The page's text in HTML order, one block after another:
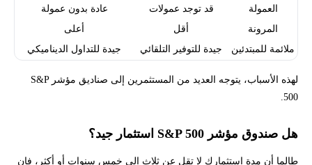
العمولة قد توجد عمولات
عادة بدون عمولة
المرونة
أقل
أعلى
ملائمة للمبتدئين
جيدة للتوفير التلقائي جيدة للتداول الديناميكي
لهذه الأسباب، يتوجه العديد من المستثمرين إلى صناديق مؤشر S&P
500.
هل صندوق مؤشر S&P 500 استثمار جيد؟
طالما أن مدة استثمارك لا تقل عن ثلاث إلى خمس سنوات أو أكثر، فإن